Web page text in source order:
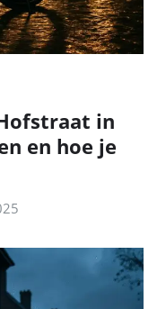
in
en hoe je